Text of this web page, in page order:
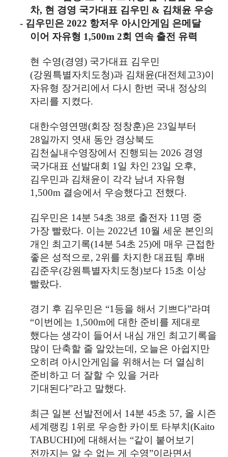
차, 현 경영 국가대표 김우민 & 김채윤 우승
- 김우민은2022 항저우 아시안게임 은메달
이어 자유형 1,500m 2회 연속 출전 유력
현 수영(경영) 국가대표 김우민
(강원특별자치도청)과 김채윤(대전체고3)이
자유형 장거리에서 다시 한번 국내 정상의
자리를 지켰다.
대한수영연맹(회장 정창훈)은 23일부터
28일까지 엿새 동안 경상북도
김천실내수영장에서 진행되는 2026 경영
국가대표 선발대회 1 일 차인 23일 오후,
김우민과 김채윤이 각각 남녀 자유형
1,500m 결승에서 우승했다고 전했다.
김우민은 14분 54초 38로 출전자 11 명 중
가장 빨랐다. 이는 2022년 10월 세운 본인의
개인 최고기록(14분 54초 25)에 매우 근접한
좋은 성적으로, 2위를 차지한 대표팀 후배
김준우(강원특별자치도청)보다 15초 이상
빨랐다.
경기 후 김우민은 “1 등을 해서 기쁘다”라며
“이번에는 1,500m에 대한 준비를 제대로
했다는 생각이 들어서 내심 개인 최고기록을
많이 단축할 줄 알았는데 , 오늘은 아쉽지만
오히려 아시안게임을 위해서는 더 열심히
준비하고 더 잘할 수 있을 거라
기대된다”라고 말했다.
최근 일본 선발전에서 14분45초 57, 올 시즌
세계랭킹 1 위로 우승한 카이토 타부치(Kaito
TABUCHI)에 대해서는 “같이 붙어보기
전까지는 알 수 없는 게 수영”이라면서